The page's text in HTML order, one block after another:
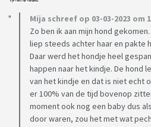
Mija schreef op 03-03-2023 om
Zo ben ik aan mijn hond
liep steeds achter haar en pakte
Daar werd het hondje heel
happen naar het kindje. De hond
van het kindje en dat is niet echt
er 100% van de tijd bovenop
moment ook nog een baby dus
door waren, zou het met wat